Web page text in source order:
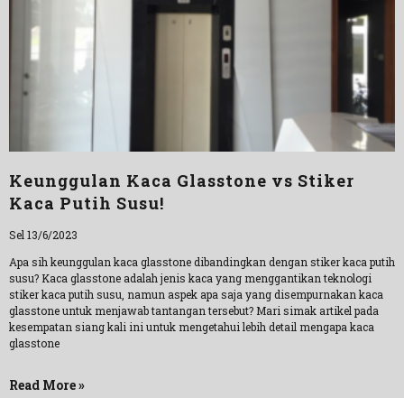
Keunggulan Kaca Glasstone vs Stiker
Kaca Putih Susu!
Sel 13/6/2023
Apa sih keunggulan kaca glasstone dibandingkan dengan stiker kaca putih
susu? Kaca glasstone adalah jenis kaca yang menggantikan teknologi
stiker kaca putih susu, namun aspek apa saja yang disempurnakan kaca
glasstone untuk menjawab tantangan tersebut? Mari simak artikel pada
kesempatan siang kali ini untuk mengetahui lebih detail mengapa kaca
glasstone
Read More »